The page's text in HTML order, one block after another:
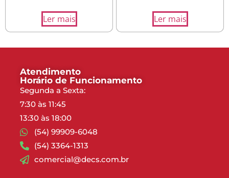
Ler mais Ler mais
Atendimento
Horário de Funcionamento
Segunda a Sexta:
7:30 às 11:45
13:30 às 18:00
(54) 99909-6048
(54) 3364-1313
comercial@decs.com.br